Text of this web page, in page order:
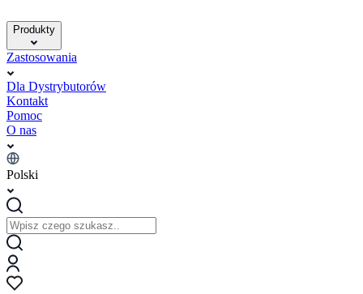
Produkty
Zastosowania
Dla Dystrybutorów
Kontakt
Pomoc
O nas
Polski